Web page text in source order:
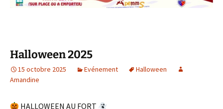
Halloween 2025
15 octobre 2025 Evénement
Halloween
Amandine
HALLOWEEN AU FORT